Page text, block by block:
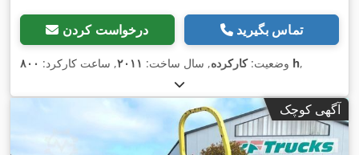
درخواست کردن تماس بگیرید
وضعیت:کارکرده, سال ساخت: ۲۰۱۱, ساعت کارکرد: ۸۰۰ h,
آگهی کوچک